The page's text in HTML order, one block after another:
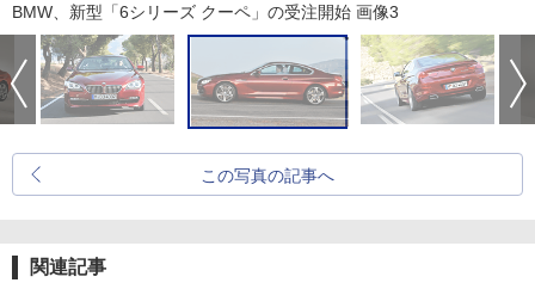
BMW、新型「6シリーズ クーペ」の受注開始 画像3
この写真の記事へ
関連記事